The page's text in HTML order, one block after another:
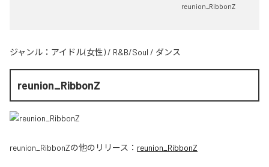
reunion_RibbonZ
ジャンル： アイドル(女性) / R&B/Soul / ダンス
reunion_RibbonZ
reunion_RibbonZの他のリリース： reunion_RibbonZ